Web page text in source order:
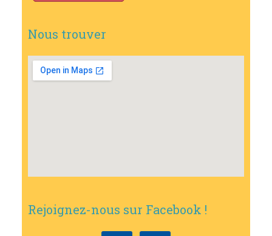
Nous trouver
Rejoignez-nous sur Facebook !